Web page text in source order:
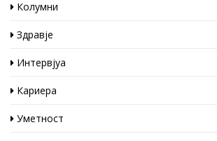
Колумни
Здравје
Интервјуа
Кариера
Уметност